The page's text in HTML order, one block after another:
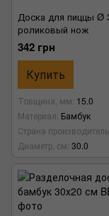
Доска для пиццы Ø
роликовый нож
342 грн
Купить
Товщина, мм 15.0
Материал Бамбук
Страна производитель
Диаметр, см 30.0